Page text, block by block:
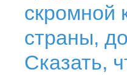
скромной
страны,
Сказать,